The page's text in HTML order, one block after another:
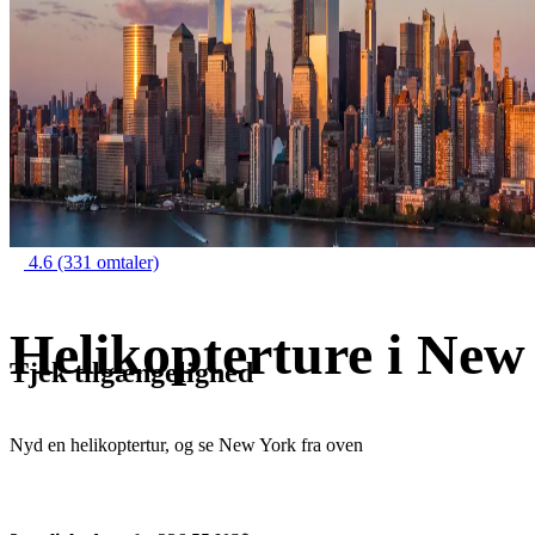
4.6 (331 omtaler)
Helikopterture i
Nyd en helikoptertur, og se New York fra oven
Tjek tilgængelighed